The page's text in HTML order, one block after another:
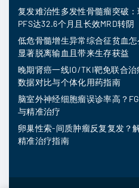
复发难治性多发性骨髓瘤突破
PFS达32.6个月且长效MRD转阴
低危骨髓增生异常综合征贫血
显著脱离输血且带来生存获益
晚期肾癌一线IO/TKI靶免联合
数据对比与个体化用药指南
脑室外神经细胞瘤误诊率高？
与精准治疗
卵巢性索-间质肿瘤反复复发？
精准治疗指南